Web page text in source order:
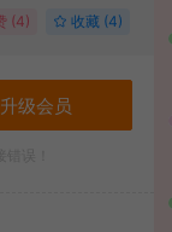
(4) 收藏 (4)
升级会员